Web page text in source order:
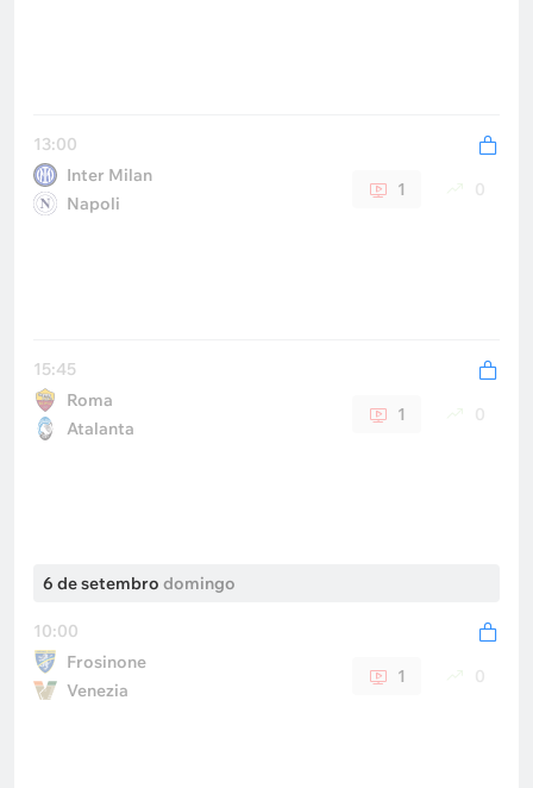
13:00
Inter Milan
Napoli
1 0
15:45
Roma
Atalanta
1 0
6 de setembro domingo
10:00
Frosinone
Venezia
1 0